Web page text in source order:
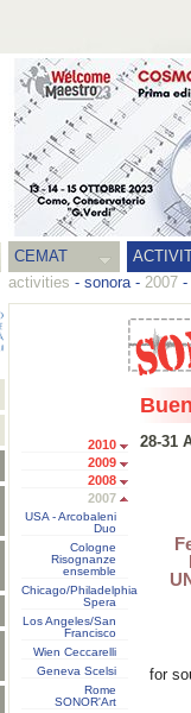
CEMAT
activities - sonora- 2007 -
2010
2009
2008
2007
USA - Arcobaleni
Duo
Cologne
Risognanze
ensemble
Chicago/Philadelphia
Spera
Los Angeles/San
Francisco
Wien Ceccarelli
Geneva Scelsi
Rome
SONOR'Art
28-31
for